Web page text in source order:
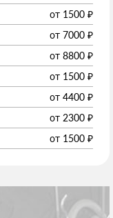
от 1500 ₽
от 7000 ₽
от 8800 ₽
от 1500 ₽
от 4400 ₽
от 2300 ₽
от 1500 ₽